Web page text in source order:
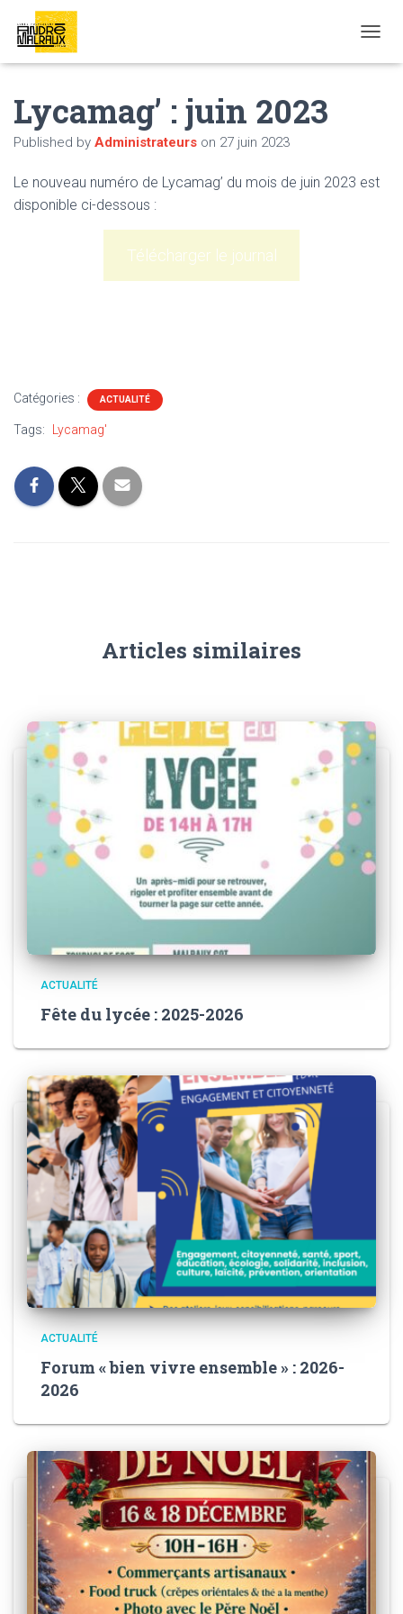
Lycamag’ : juin 2023
Published by Administrateurs on 27 juin 2023
Le nouveau numéro de Lycamag’ du mois de juin 2023 est
disponible ci-dessous :
Télécharger le journal
Catégories : ACTUALITÉ
Tags: Lycamag'
Articles similaires
ACTUALITÉ
Fête du lycée : 2025-2026
ACTUALITÉ
Forum « bien vivre ensemble » : 2026-
2026